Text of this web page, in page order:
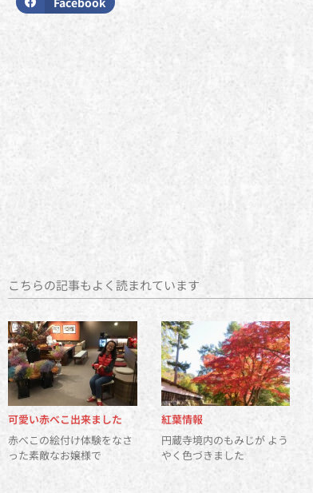
こちらの記事もよく読まれています
可愛い赤べこ出来ました
赤べこの絵付け体験をなさ
った素敵なお嬢様で
紅葉情報
円蔵寺境内のもみじが よう
やく色づきました